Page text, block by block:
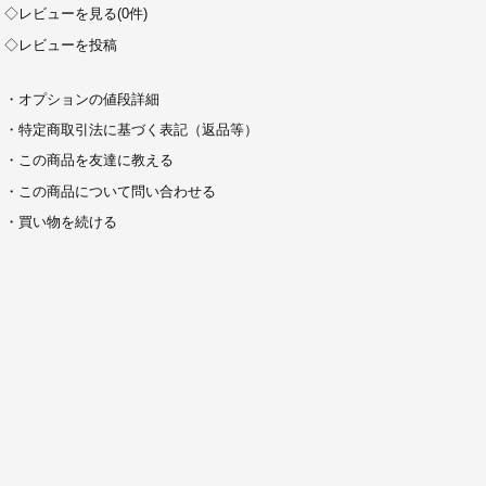
◇レビューを見る(0件)
◇レビューを投稿
・オプションの値段詳細
・特定商取引法に基づく表記（返品等）
・この商品を友達に教える
・この商品について問い合わせる
・買い物を続ける